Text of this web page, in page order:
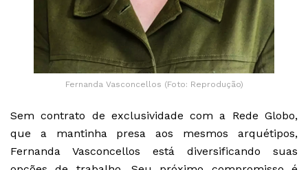
Fernanda Vasconcellos (Foto: Reprodução)
Sem contrato de exclusividade com a Rede Globo,
que a mantinha presa aos mesmos arquétipos,
Fernanda Vasconcellos está diversificando suas